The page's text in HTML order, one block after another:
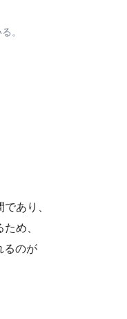
。
あり、
め、
るのが